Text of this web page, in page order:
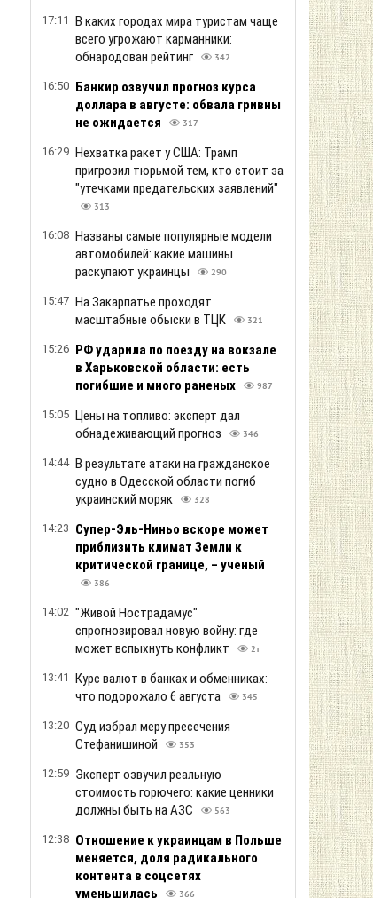
17:11 В каких городах мира туристам чаще
всего угрожают карманники:
обнародован рейтинг
342
16:50 Банкир озвучил прогноз курса
доллара в августе: обвала гривны
не ожидается
317
16:29 Нехватка ракет у США: Трамп
пригрозил тюрьмой тем, кто стоит за
"утечками предательских заявлений"
313
16:08 Названы самые популярные модели
автомобилей: какие машины
раскупают украинцы
290
15:47 На Закарпатье проходят
масштабные обыски в ТЦК
321
15:26 РФ ударила по поезду на вокзале
в Харьковской области: есть
погибшие и много раненых
987
15:05 Цены на топливо: эксперт дал
обнадеживающий прогноз
346
14:44 В результате атаки на гражданское
судно в Одесской области погиб
украинский моряк
328
14:23 Супер-Эль-Ниньо вскоре может
приблизить климат Земли к
критической границе, – ученый
386
14:02 "Живой Нострадамус"
спрогнозировал новую войну: где
может вспыхнуть конфликт
2т
13:41 Курс валют в банках и обменниках:
что подорожало 6 августа
345
13:20 Суд избрал меру пресечения
Стефанишиной
353
12:59 Эксперт озвучил реальную
стоимость горючего: какие ценники
должны быть на АЗС
563
12:38 Отношение к украинцам в Польше
меняется, доля радикального
контента в соцсетях
уменьшилась
366